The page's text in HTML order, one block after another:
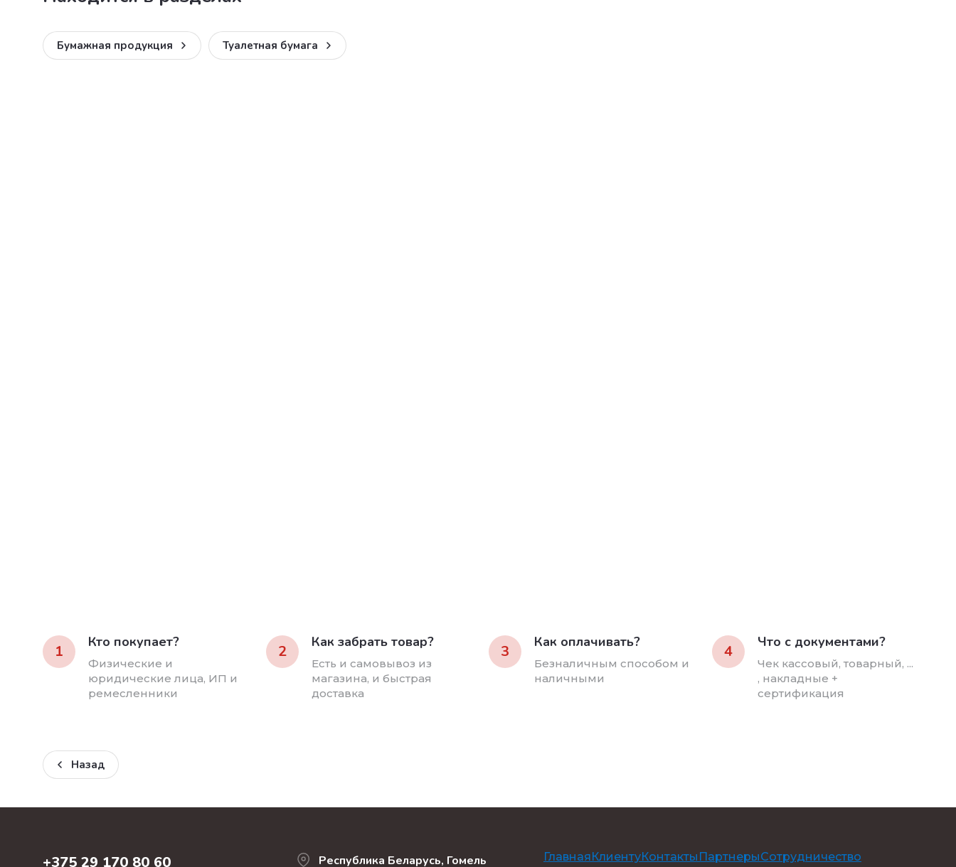
Бумажная продукция Туалетная бумага
1 Кто покупает?
Физические и
юридические лица, ИП и
ремесленники
2 Как забрать товар?
Есть и самовывоз из
магазина, и быстрая
доставка
3 Как оплачивать?
Безналичным способом и
наличными
4 Что с документами?
Чек кассовый, товарный, ...
, накладные +
сертификация
Назад
+375 29 170 80 60 Республика Беларусь, Гомель ГлавнаяКлиентуКонтакты ПартнерыСотрудничество